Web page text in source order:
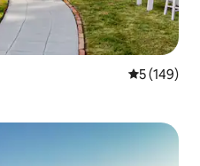
Évaluation
5 (149)